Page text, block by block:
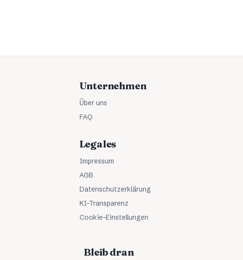
Unternehmen
Über uns
FAQ
Legales
Impressum
AGB
Datenschutzerklärung
KI-Transparenz
Cookie-Einstellungen
Bleib dran